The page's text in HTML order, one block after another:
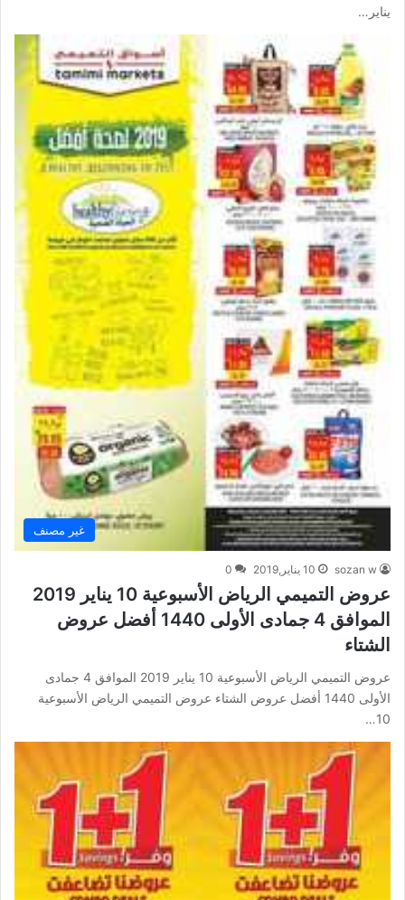
يناير…
غير مصنف
sozan w 10 يناير,2019 0
عروض التميمي الرياض الأسبوعية 10 يناير 2019
الموافق 4 جمادى الأولى 1440 أفضل عروض
الشتاء
عروض التميمي الرياض الأسبوعية 10 يناير 2019 الموافق 4 جمادى
الأولى 1440 أفضل عروض الشتاء عروض التميمي الرياض الأسبوعية
10…